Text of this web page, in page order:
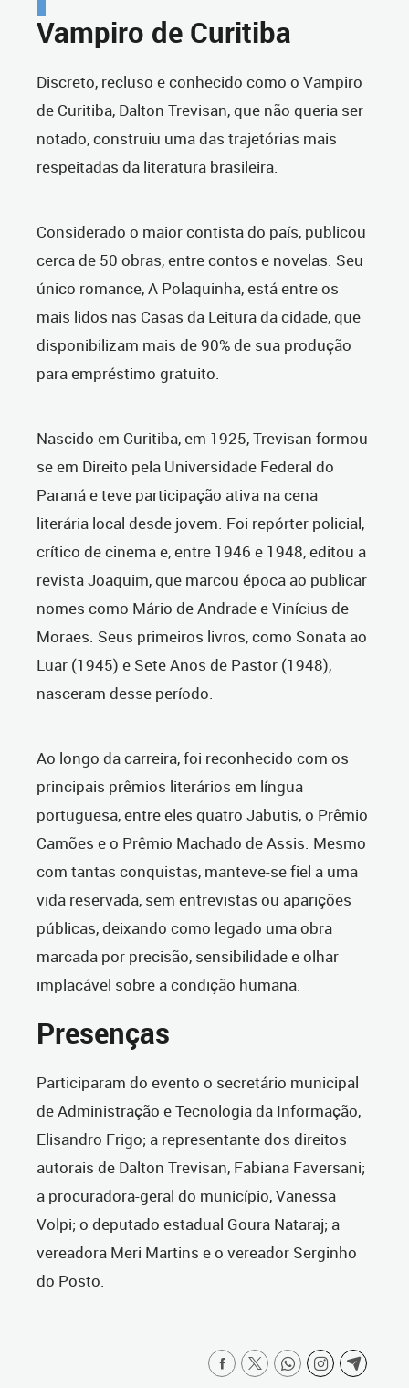
Vampiro de Curitiba
Discreto, recluso e conhecido como o Vampiro
de Curitiba, Dalton Trevisan, que não queria ser
notado, construiu uma das trajetórias mais
respeitadas da literatura brasileira.
Considerado o maior contista do país, publicou
cerca de 50 obras, entre contos e novelas. Seu
único romance, A Polaquinha, está entre os
mais lidos nas Casas da Leitura da cidade, que
disponibilizam mais de 90% de sua produção
para empréstimo gratuito.
Nascido em Curitiba, em 1925, Trevisan formou-
se em Direito pela Universidade Federal do
Paraná e teve participação ativa na cena
literária local desde jovem. Foi repórter policial,
crítico de cinema e, entre 1946 e 1948, editou a
revista Joaquim, que marcou época ao publicar
nomes como Mário de Andrade e Vinícius de
Moraes. Seus primeiros livros, como Sonata ao
Luar (1945) e Sete Anos de Pastor (1948),
nasceram desse período.
Ao longo da carreira, foi reconhecido com os
principais prêmios literários em língua
portuguesa, entre eles quatro Jabutis, o Prêmio
Camões e o Prêmio Machado de Assis. Mesmo
com tantas conquistas, manteve-se fiel a uma
vida reservada, sem entrevistas ou aparições
públicas, deixando como legado uma obra
marcada por precisão, sensibilidade e olhar
implacável sobre a condição humana.
Presenças
Participaram do evento o secretário municipal
de Administração e Tecnologia da Informação,
Elisandro Frigo; a representante dos direitos
autorais de Dalton Trevisan, Fabiana Faversani;
a procuradora-geral do município, Vanessa
Volpi; o deputado estadual Goura Nataraj; a
vereadora Meri Martins e o vereador Serginho
do Posto.